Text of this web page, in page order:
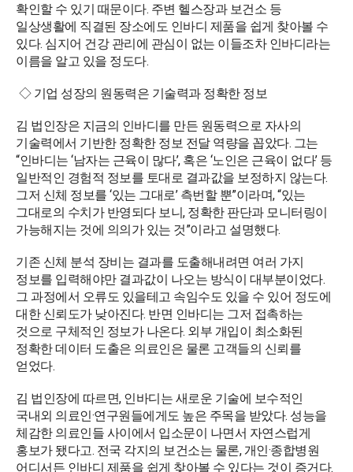
확인할 수 있기 때문이다. 주변 헬스장과 보건소 등
일상생활에 직결된 장소에도 인바디 제품을 쉽게 찾아볼 수
있다. 심지어 건강 관리에 관심이 없는 이들조차 인바디라는
이름을 알고 있을 정도다.
◇ 기업 성장의 원동력은 기술력과 정확한 정보
김 법인장은 지금의 인바디를 만든 원동력으로 자사의
기술력에서 기반한 정확한 정보 전달 역량을 꼽았다. 그는
“인바디는 ‘남자는 근육이 많다’, 혹은 ‘노인은 근육이 없다’ 등
일반적인 경험적 정보를 토대로 결과값을 보정하지 않는다.
그저 신체 정보를 ‘있는 그대로’ 측번할 뿐”이라며, “있는
그대로의 수치가 반영되다 보니, 정확한 판단과 모니터링이
가능해지는 것에 의의가 있는 것”이라고 설명했다.
기존 신체 분석 장비는 결과를 도출해내려면 여러 가지
정보를 입력해야만 결과값이 나오는 방식이 대부분이었다.
그 과정에서 오류도 있을테고 속임수도 있을 수 있어 정도에
대한 신뢰도가 낮아진다. 반면 인바디는 그저 접촉하는
것으로 구체적인 정보가 나온다. 외부 개입이 최소화된
정확한 데이터 도출은 의료인은 물론 고객들의 신뢰를
얻었다.
김 법인장에 따르면, 인바디는 새로운 기술에 보수적인
국내외 의료인·연구원들에게도 높은 주목을 받았다. 성능을
체감한 의료인들 사이에서 입소문이 나면서 자연스럽게
홍보가 됐다고. 전국 각지의 보건소는 물론, 개인·종합병원
어디서든 인바디 제품을 쉽게 찾아볼 수 있다는 것이 증거다.